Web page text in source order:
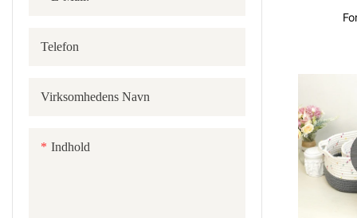
Telefon
Virksomhedens Navn
Indhold